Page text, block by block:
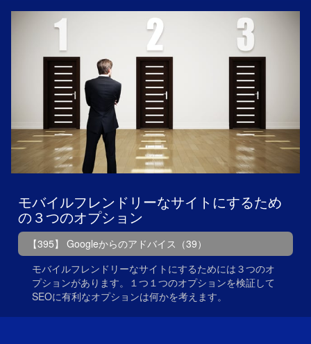
モバイルフレンドリーなサイトにするため
の３つのオプション
【395】 Googleからのアドバイス（39）
モバイルフレンドリーなサイトにするためには３つのオ
プションがあります。１つ１つのオプションを検証して
SEOに有利なオプションは何かを考えます。